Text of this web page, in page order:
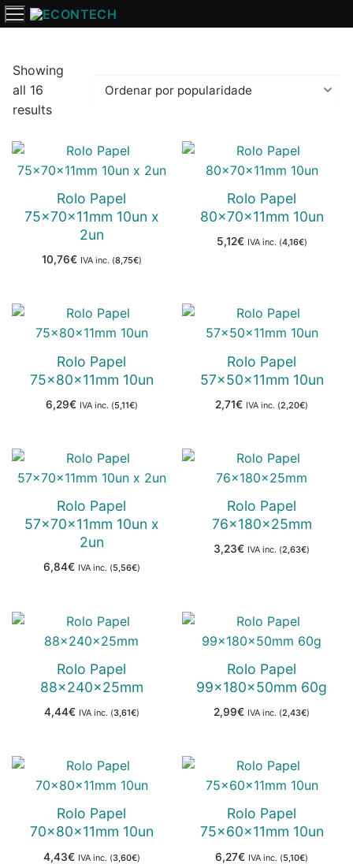
Saltar
para
conteúdo
Showing
all 16
results
Ordenado
por
popularidade
Rolo Papel
75x70x11mm 10un x
2un
10,76€ IVA inc. (8,75€)
Rolo Papel
80x70x11mm 10un
5,12€ IVA inc. (4,16€)
Rolo Papel
75x80x11mm 10un
6,29€ IVA inc. (5,11€)
Rolo Papel
57x50x11mm 10un
2,71€ IVA inc. (2,20€)
Rolo Papel
57x70x11mm 10un x
2un
6,84€ IVA inc. (5,56€)
Rolo Papel
76x180x25mm
3,23€ IVA inc. (2,63€)
Rolo Papel
88x240x25mm
4,44€ IVA inc. (3,61€)
Rolo Papel
99x180x50mm 60g
2,99€ IVA inc. (2,43€)
Rolo Papel
70x80x11mm 10un
4,43€ IVA inc. (3,60€)
Rolo Papel
75x60x11mm 10un
6,27€ IVA inc. (5,10€)